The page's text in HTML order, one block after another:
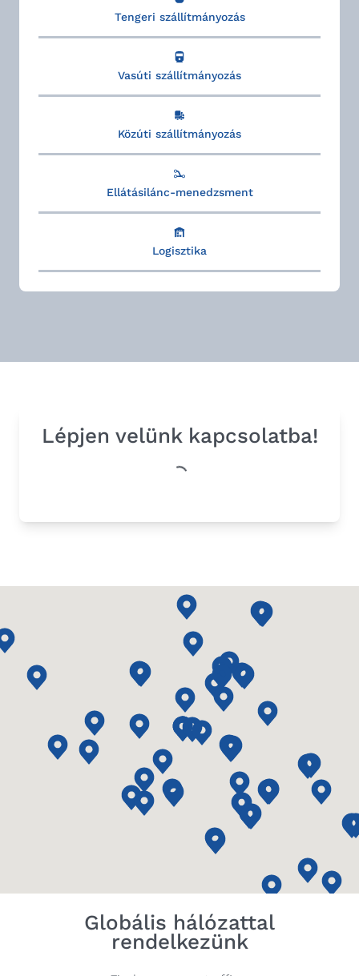
Tengeri szállítmányozás
Vasúti szállítmányozás
Közúti szállítmányozás
Ellátásilánc-menedzsment
Logisztika
Lépjen velünk kapcsolatba!
Globális hálózattal
rendelkezünk